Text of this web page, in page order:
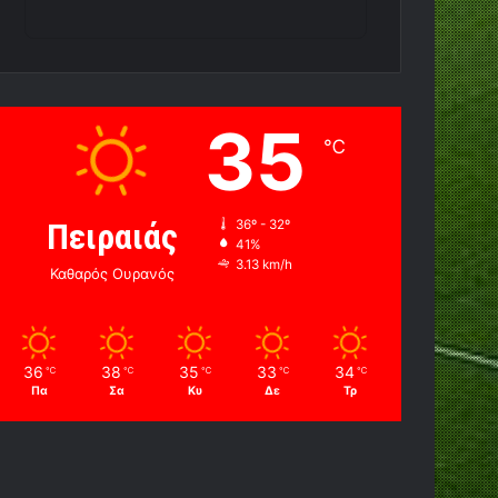
Πειραιάς
Καθαρός Ουρανός
35 ℃
36º - 32º
41%
3.13 km/h
36 ℃
Πα
38 ℃
Σα
35 ℃
Κυ
33 ℃
Δε
34 ℃
Τρ